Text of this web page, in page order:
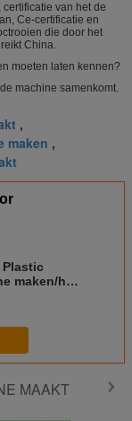
van het de
Ce-certificatie en
die door het
China.
moeten laten kennen?
machine samenkomt.
,
maken ,
maken/het
MAAKT